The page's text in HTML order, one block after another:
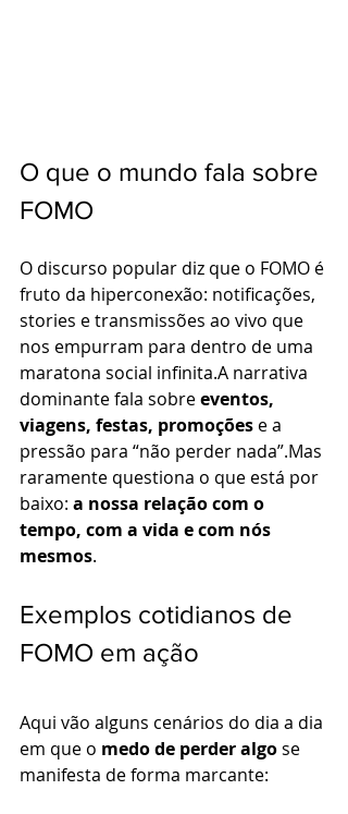
O que o mundo fala sobre
FOMO
O discurso popular diz que o FOMO é
fruto da hiperconexão: notificações,
stories e transmissões ao vivo que
nos empurram para dentro de uma
maratona social infinita.A narrativa
dominante fala sobre eventos,
viagens, festas, promoções e a
pressão para “não perder nada”.Mas
raramente questiona o que está por
baixo: a nossa relação com o
tempo, com a vida e com nós
mesmos.
Exemplos cotidianos de
FOMO em ação
Aqui vão alguns cenários do dia a dia
em que o medo de perder algo se
manifesta de forma marcante: